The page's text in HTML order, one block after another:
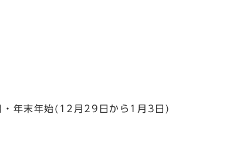
・年末年始(12月29日から1月3日)